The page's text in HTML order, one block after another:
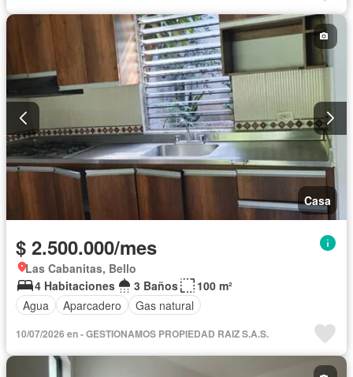
Casa
$ 2.500.000/mes
Las Cabanitas, Bello
4 Habitaciones
3 Baños
100 m²
Agua
Aparcadero Gas natural
10/07/2026 en - GESTIONAMOS PROPIEDAD RAIZ S.A.S.